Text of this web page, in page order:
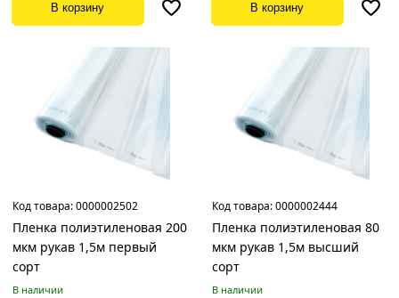
В корзину В корзину
Код товара:0000002502
Пленка полиэтиленовая 200
мкм рукав 1,5м первый
сорт
В наличии
Код товара:0000002444
Пленка полиэтиленовая 80
мкм рукав 1,5м высший
сорт
В наличии